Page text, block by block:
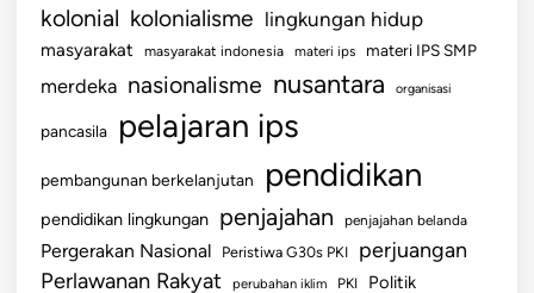
o
n
s
i
kolonial kolonialisme lingkungan hidup
masyarakat masyarakat indonesia materi ips materi IPS SMP
merdeka nasionalisme nusantara organisasi
pancasila pelajaran ips
pembangunan berkelanjutan pendidikan
pendidikan lingkungan penjajahan penjajahan belanda
Pergerakan Nasional Peristiwa G30s PKI perjuangan
Perlawanan Rakyat perubahan iklim PKI Politik